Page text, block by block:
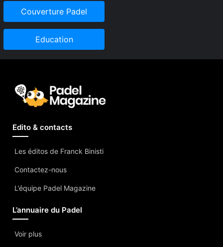
Couverture Padel
Education
Edito & contacts
Les éditos de Franck Binisti
Contactez-nous
L’équipe Padel Magazine
L’annuaire du Padel
Voir plus